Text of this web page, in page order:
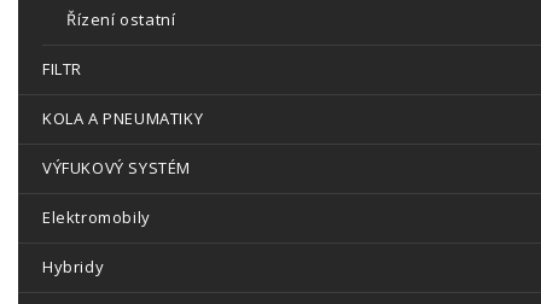
Řízení ostatní
FILTR
KOLA A PNEUMATIKY
VÝFUKOVÝ SYSTÉM
Elektromobily
Hybridy